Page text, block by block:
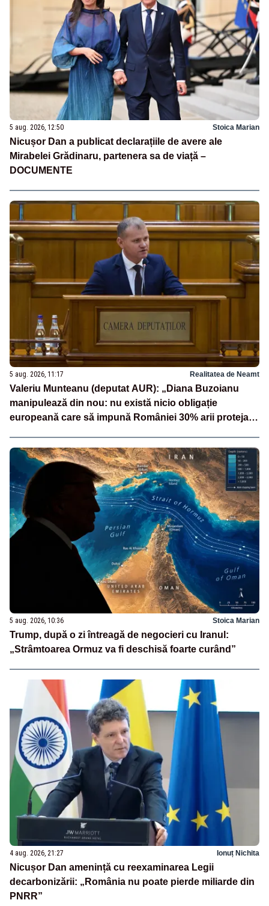
5 aug. 2026, 12:50 Stoica Marian
Nicușor Dan a publicat declarațiile de avere ale
Mirabelei Grădinaru, partenera sa de viață –
DOCUMENTE
5 aug. 2026, 11:17 Realitatea de Neamt
Valeriu Munteanu (deputat AUR): „Diana Buzoianu
manipulează din nou: nu există nicio obligație
europeană care să impună României 30% arii protejate
5 aug. 2026, 10:36 Stoica Marian
Trump, după o zi întreagă de negocieri cu Iranul:
„Strâmtoarea Ormuz va fi deschisă foarte curând”
4 aug. 2026, 21:27 Ionuț Nichita
Nicușor Dan amenință cu reexaminarea Legii
decarbonizării: „România nu poate pierde miliarde din
PNRR”